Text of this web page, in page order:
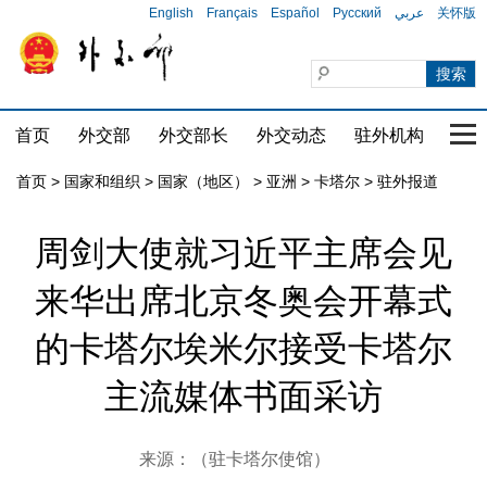
English Français Español Русский عربي 关怀版
首页 外交部 外交部长 外交动态 驻外机构 国
首页 > 国家和组织 > 国家（地区） > 亚洲 > 卡塔尔 > 驻外报道
周剑大使就习近平主席会见
来华出席北京冬奥会开幕式
的卡塔尔埃米尔接受卡塔尔
主流媒体书面采访
来源：（驻卡塔尔使馆）